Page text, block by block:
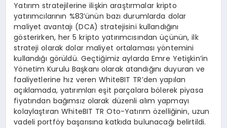
Yatırım stratejilerine ilişkin araştırmalar kripto
yatırımcılarının %83’ünün bazı durumlarda dolar
maliyet avantajı (DCA) stratejisini kullandığını
gösterirken, her 5 kripto yatırımcısından üçünün, ilk
strateji olarak dolar maliyet ortalaması yöntemini
kullandığı görüldü. Geçtiğimiz aylarda Emre Yetişkin’in
Yönetim Kurulu Başkanı olarak atandığını duyuran ve
faaliyetlerine hız veren WhiteBIT TR’den yapılan
açıklamada, yatırımları eşit parçalara bölerek piyasa
fiyatından bağımsız olarak düzenli alım yapmayı
kolaylaştıran WhiteBIT TR Oto-Yatırım özelliğinin, uzun
vadeli portföy başarısına katkıda bulunacağı belirtildi.